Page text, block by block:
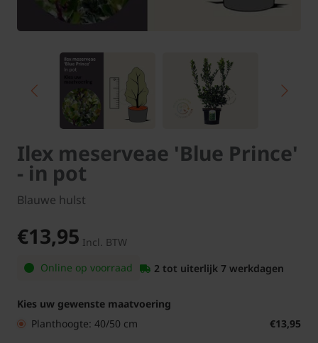
Ilex meserveae 'Blue Prince'
- in pot
Blauwe hulst
€13,95 Incl. BTW
Online op voorraad
2 tot uiterlijk 7 werkdagen
Kies uw gewenste maatvoering
Planthoogte: 40/50 cm
€13,95